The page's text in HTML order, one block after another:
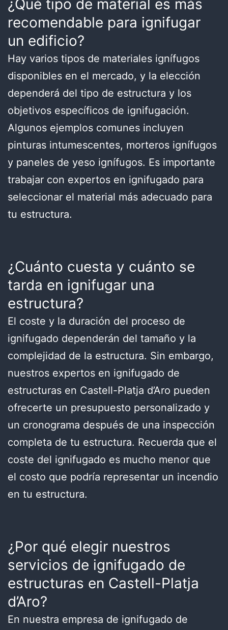
¿Qué tipo de material es más
recomendable para ignifugar
un edificio?
Hay varios tipos de materiales ignífugos
disponibles en el mercado, y la elección
dependerá del tipo de estructura y los
objetivos específicos de ignifugación.
Algunos ejemplos comunes incluyen
pinturas intumescentes, morteros ignífugos
y paneles de yeso ignífugos. Es importante
trabajar con expertos en ignifugado para
seleccionar el material más adecuado para
tu estructura.
¿Cuánto cuesta y cuánto se
tarda en ignifugar una
estructura?
El coste y la duración del proceso de
ignifugado dependerán del tamaño y la
complejidad de la estructura. Sin embargo,
nuestros expertos en ignifugado de
estructuras en Castell-Platja d’Aro pueden
ofrecerte un presupuesto personalizado y
un cronograma después de una inspección
completa de tu estructura. Recuerda que el
coste del ignifugado es mucho menor que
el costo que podría representar un incendio
en tu estructura.
¿Por qué elegir nuestros
servicios de ignifugado de
estructuras en Castell-Platja
d’Aro?
En nuestra empresa de ignifugado de